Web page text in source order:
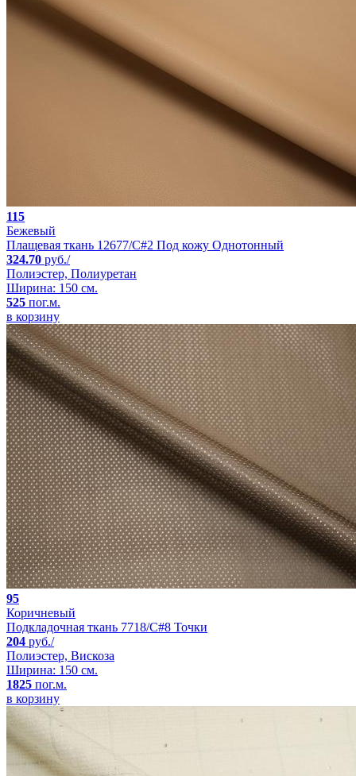
115
Бежевый
Плащевая ткань 12677/C#2 Под кожу Однотонный
324.70 руб./
Полиэстер, Полиуретан
Ширина: 150 см.
525 пог.м.
в корзину
95
Коричневый
Подкладочная ткань 7718/C#8 Точки
204 руб./
Полиэстер, Вискоза
Ширина: 150 см.
1825 пог.м.
в корзину